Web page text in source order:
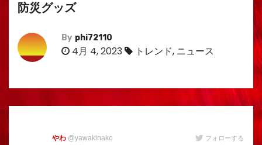
防災グッズ
By phi72110
4月 4, 2023 トレンド, ニュース
やわ @yawakinako フォローする